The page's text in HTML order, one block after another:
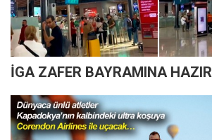
İGA ZAFER BAYRAMINA HAZIR